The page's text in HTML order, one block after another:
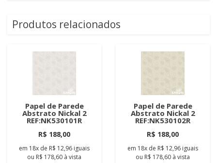
Produtos relacionados
Papel de Parede
Abstrato Nickal 2
REF:NK530101R
R$ 188,00
em 18x de R$ 12,96 iguais
ou R$ 178,60 à vista
Papel de Parede
Abstrato Nickal 2
REF:NK530102R
R$ 188,00
em 18x de R$ 12,96 iguais
ou R$ 178,60 à vista